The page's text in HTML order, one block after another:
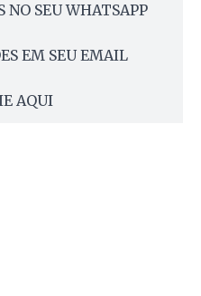
NO SEU WHATSAPP
EM SEU EMAIL
AQUI